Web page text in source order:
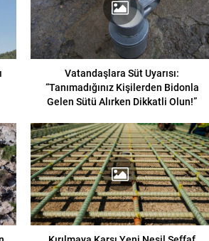
Vatandaşlara Süt Uyarısı:
“Tanımadığınız Kişilerden Bidonla
Gelen Sütü Alırken Dikkatli Olun!”